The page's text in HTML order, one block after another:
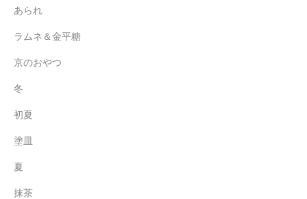
あられ
ラムネ＆金平糖
京のおやつ
冬
初夏
塗皿
夏
抹茶